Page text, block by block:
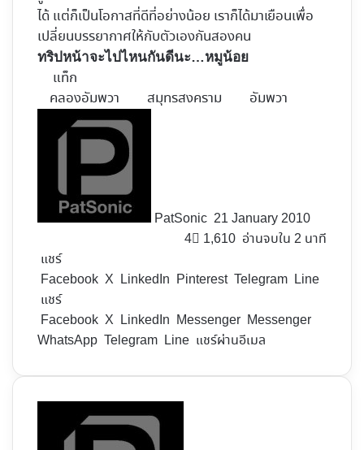
ได้ แต่ก็เป็นโอกาสที่ดีที่อย่างน้อย เราก็ได้มาเยือนเพื่อ
เปลี่ยนบรรยากาศให้กับตัวเองกันสองคน
ทริปหน้าจะไปไหนกันดีนะ…หมูน้อย
แท็ก
คลองอัมพวา
สมุทรสงคราม อัมพวา
PatSonic 21 January 2010
4
1,610 อ่านจบใน 2 นาที
แชร์
Facebook X LinkedIn Pinterest Telegram Line
แชร์
Facebook X LinkedIn Messenger Messenger
WhatsApp Telegram Line แชร์ผ่านอีเมล